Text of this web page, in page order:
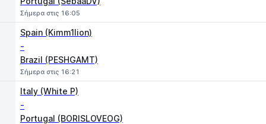
Σήμερα στις 16:05
Spain (Kimm1lion)
-
Brazil (PESHGAMT)
Σήμερα στις 16:21
Italy (White P)
-
Portugal (BORISLOVEOG)